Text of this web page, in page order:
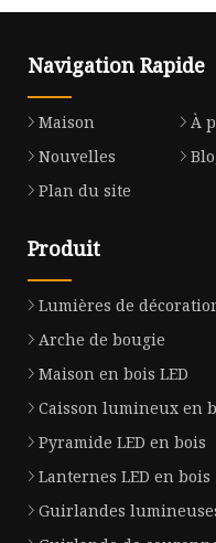
Navigation Rapide
Maison À
Nouvelles
Plan du site
Produit
Lumières de
Arche de bougie
Maison en bois LED
Caisson lumineux en
Pyramide LED en bois
Lanternes LED en bois
Guirlandes